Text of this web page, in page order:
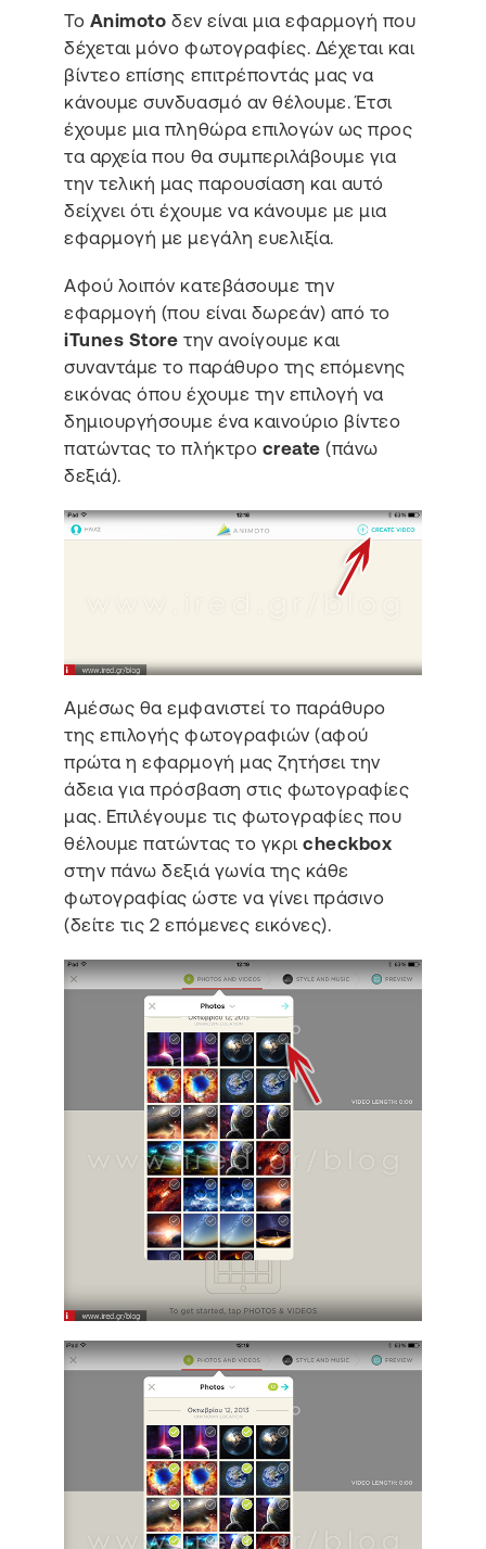
Το Animoto δεν είναι μια εφαρμογή που
δέχεται μόνο φωτογραφίες. Δέχεται και
βίντεο επίσης επιτρέποντάς μας να
κάνουμε συνδυασμό αν θέλουμε. Έτσι
έχουμε μια πληθώρα επιλογών ως προς
τα αρχεία που θα συμπεριλάβουμε για
την τελική μας παρουσίαση και αυτό
δείχνει ότι έχουμε να κάνουμε με μια
εφαρμογή με μεγάλη ευελιξία.
Αφού λοιπόν κατεβάσουμε την
εφαρμογή (που είναι δωρεάν) από το
iTunes Store την ανοίγουμε και
συναντάμε το παράθυρο της επόμενης
εικόνας όπου έχουμε την επιλογή να
δημιουργήσουμε ένα καινούριο βίντεο
πατώντας το πλήκτρο create (πάνω
δεξιά).
Αμέσως θα εμφανιστεί το παράθυρο
της επιλογής φωτογραφιών (αφού
πρώτα η εφαρμογή μας ζητήσει την
άδεια για πρόσβαση στις φωτογραφίες
μας. Επιλέγουμε τις φωτογραφίες που
θέλουμε πατώντας το γκριcheckbox
στην πάνω δεξιά γωνία της κάθε
φωτογραφίας ώστε να γίνει πράσινο
(δείτε τις 2 επόμενες εικόνες).